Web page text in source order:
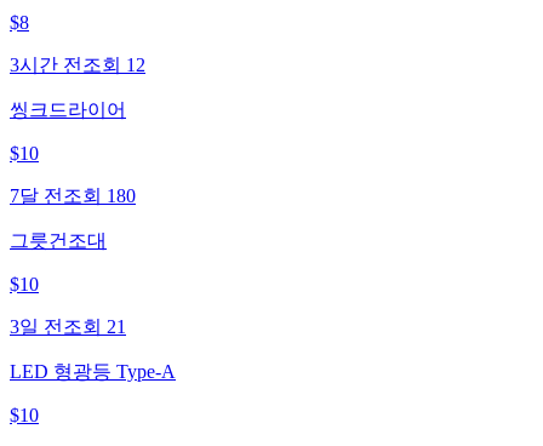
$8
3시간 전 조회 12
씽크드라이어
$10
7달 전 조회 180
그릇건조대
$10
3일 전 조회 21
LED 형광등 Type-A
$10